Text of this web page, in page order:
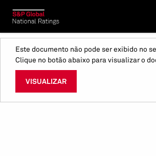
Este documento não pode ser exibido no
Clique no botão abaixo para visualizar o
VISUALIZAR